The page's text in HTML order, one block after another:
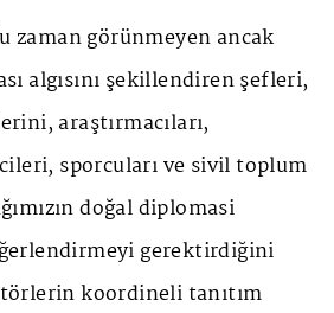
zaman görünmeyen ancak
algısını şekillendiren şefleri,
araştırmacıları,
sporcuları ve sivil toplum
doğal diplomasi
gerektirdiğini
koordineli tanıtım